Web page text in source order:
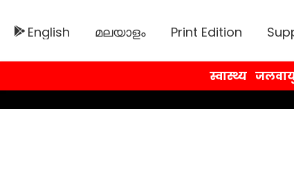
English മലയാളം Print Edition
स्वास्थ्य